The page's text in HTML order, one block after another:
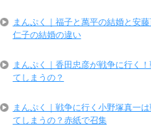
まんぷく｜福子と萬平の結婚と安藤
仁子の結婚の違い
まんぷく｜香田忠彦が戦争に行く！
てしまうの？
まんぷく｜戦争に行く小野塚真一は
てしまうの？赤紙で召集